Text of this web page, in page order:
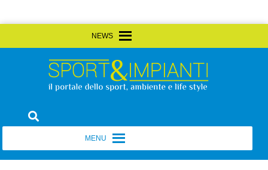
to
Sport&Impianti